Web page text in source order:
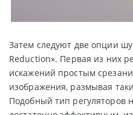
Затем следуют две опции
Reduction». Первая из них
искажений простым
изображения, размывая
Подобный тип регуляторов